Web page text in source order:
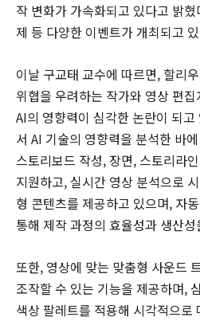
작 변화가 가속화되고 있다고 밝
제 등 다양한 이벤트가 개최되고
이날 구교태 교수에 따르면, 할리
위협을 우려하는 작가와 영상 편
AI의 영향력이 심각한 논란이 되
서 AI 기술의 영향력을 분석한 바
스토리보드 작성, 장면, 스토리라
지원하고, 실시간 영상 분석으로
형 콘텐츠를 제공하고 있으며, 자
통해 제작 과정의 효율성과 생산
또한, 영상에 맞는 맞춤형 사운드
조작할 수 있는 기능을 제공하며,
색상 팔레트를 적용해 시각적으로